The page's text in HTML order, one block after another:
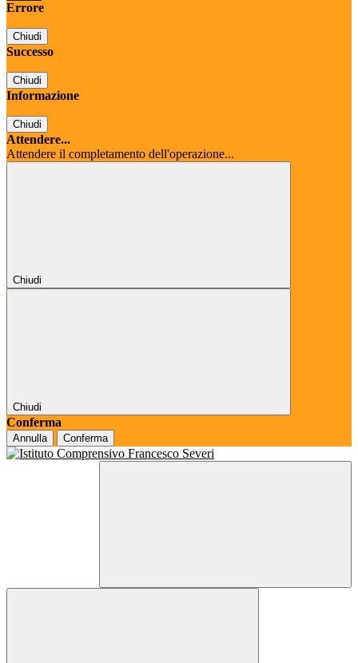
Errore
Chiudi
Successo
Chiudi
Informazione
Chiudi
Attendere...
Attendere il completamento dell'operazione...
Chiudi
Chiudi
Conferma
Annulla Conferma